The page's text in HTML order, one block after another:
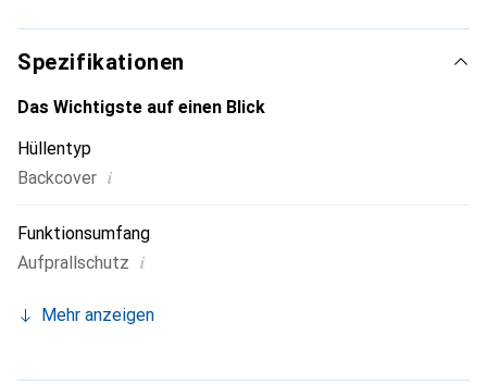
sichere Wahl für eine anspruchsvolle Klientel.
Spezifikationen
Das Wichtigste auf einen Blick
Hüllentyp
Backcover i
Funktionsumfang
Aufprallschutz i
Mehr anzeigen